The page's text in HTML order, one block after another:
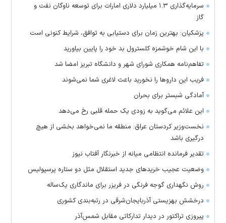
سرمایه‌گذاری ۱.۳ میلیارد دلاری امارات برای توسعه ناوگان نفت و
گاز
پزشکیان: بهترین زمان برای دستیابی به توافق، شرایط کنونی است
با این شام خوشمزه کلسترول بد خود را پایین بیاورید
تفاهم‌نامه همکاری شورای شهر و دانشگاه تبریز امضا شد
فریب این دارو‌ها را نخورید باعث لاغری شما نمی‌شوند
آمادگی شبستر برای بحران
این علائم می‌گوید به زودی یک حمله قلبی رخ می‌دهد
نخست‌وزیر کردستان عراق: منطقه ما نمی‌خواهد بخشی از هیچ
درگیری باشد
تقدیر فرمانده انتظامی میانه از خبرنگار آفتاب نیوز
وضعیت عجیب خرید‌های جدید استقلال مثل دو ستاره پرسپولیس
روش نگهداری گوجه فرنگی در فریزر برای ماندگاری یک‌ساله
درخشش بهزیستی آذربایجان‌شرقی در رتبه‌بندی کشوری
پیروزی تراکتور در دیدار تدارکاتی مقابل شمس‌آذر